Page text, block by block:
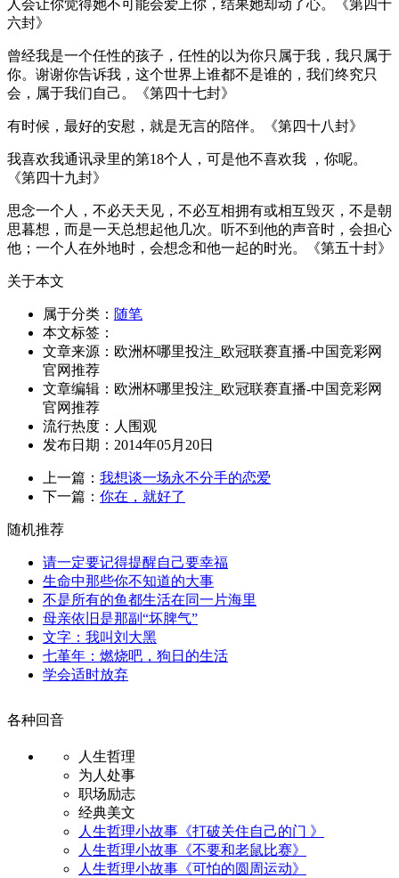
人会让你觉得她不可能会爱上你，结果她却动了心。《第四十
六封》
曾经我是一个任性的孩子，任性的以为你只属于我，我只属于
你。谢谢你告诉我，这个世界上谁都不是谁的，我们终究只
会，属于我们自己。《第四十七封》
有时候，最好的安慰，就是无言的陪伴。《第四十八封》
我喜欢我通讯录里的第18个人，可是他不喜欢我 ，你呢。
《第四十九封》
思念一个人，不必天天见，不必互相拥有或相互毁灭，不是朝
思暮想，而是一天总想起他几次。听不到他的声音时，会担心
他；一个人在外地时，会想念和他一起的时光。《第五十封》
关于本文
属于分类： 随笔
本文标签：
文章来源：欧洲杯哪里投注_欧冠联赛直播-中国竞彩网
官网推荐
文章编辑：欧洲杯哪里投注_欧冠联赛直播-中国竞彩网
官网推荐
流行热度： 人围观
发布日期：2014年05月20日
上一篇： 我想谈一场永不分手的恋爱
下一篇： 你在，就好了
随机推荐
请一定要记得提醒自己要幸福
生命中那些你不知道的大事
不是所有的鱼都生活在同一片海里
母亲依旧是那副“坏脾气”
文字：我叫刘大黑
七堇年：燃烧吧，狗日的生活
学会适时放弃
各种回音
人生哲理
为人处事
职场励志
经典美文
人生哲理小故事《打破关住自己的门 》
人生哲理小故事《不要和老鼠比赛》
人生哲理小故事《可怕的圆周运动》